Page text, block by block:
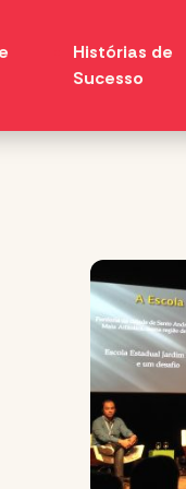
Histórias de
Sucesso